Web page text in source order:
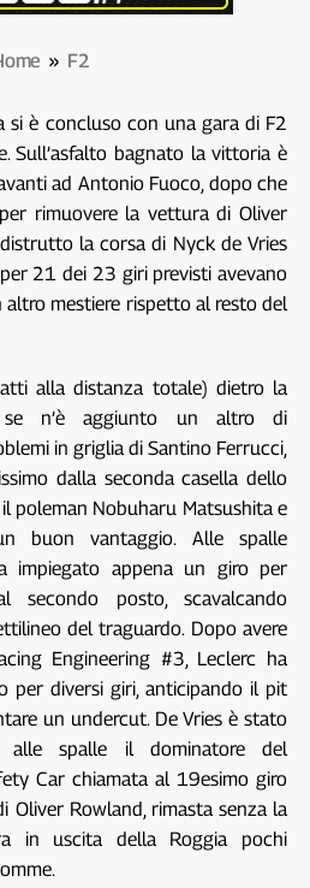
» F2
si è concluso con una gara di F2
Sull’asfalto bagnato la vittoria è
ad Antonio Fuoco, dopo che
rimuovere la vettura di Oliver
la corsa di Nyck de Vries
21 dei 23 giri previsti avevano
mestiere rispetto al resto del
alla distanza totale) dietro la
n’è aggiunto un altro di
in griglia di Santino Ferrucci,
dalla seconda casella dello
poleman Nobuharu Matsushita e
buon vantaggio. Alle spalle
impiegato appena un giro per
secondo posto, scavalcando
del traguardo. Dopo avere
Engineering #3, Leclerc ha
per diversi giri, anticipando il pit
un undercut. De Vries è stato
alle spalle il dominatore del
Car chiamata al 19esimo giro
Oliver Rowland, rimasta senza la
in uscita della Roggia pochi